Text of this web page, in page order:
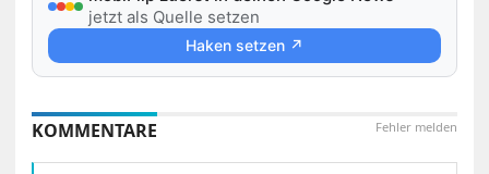
jetzt als Quelle setzen
Haken setzen ↗
Fehler melden
KOMMENTARE